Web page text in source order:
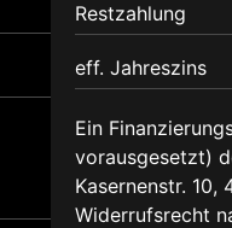
Restzahlung
eff. Jahreszins
Ein
vorausgesetzt)
Kasernenstr. 10,
Widerrufsrecht